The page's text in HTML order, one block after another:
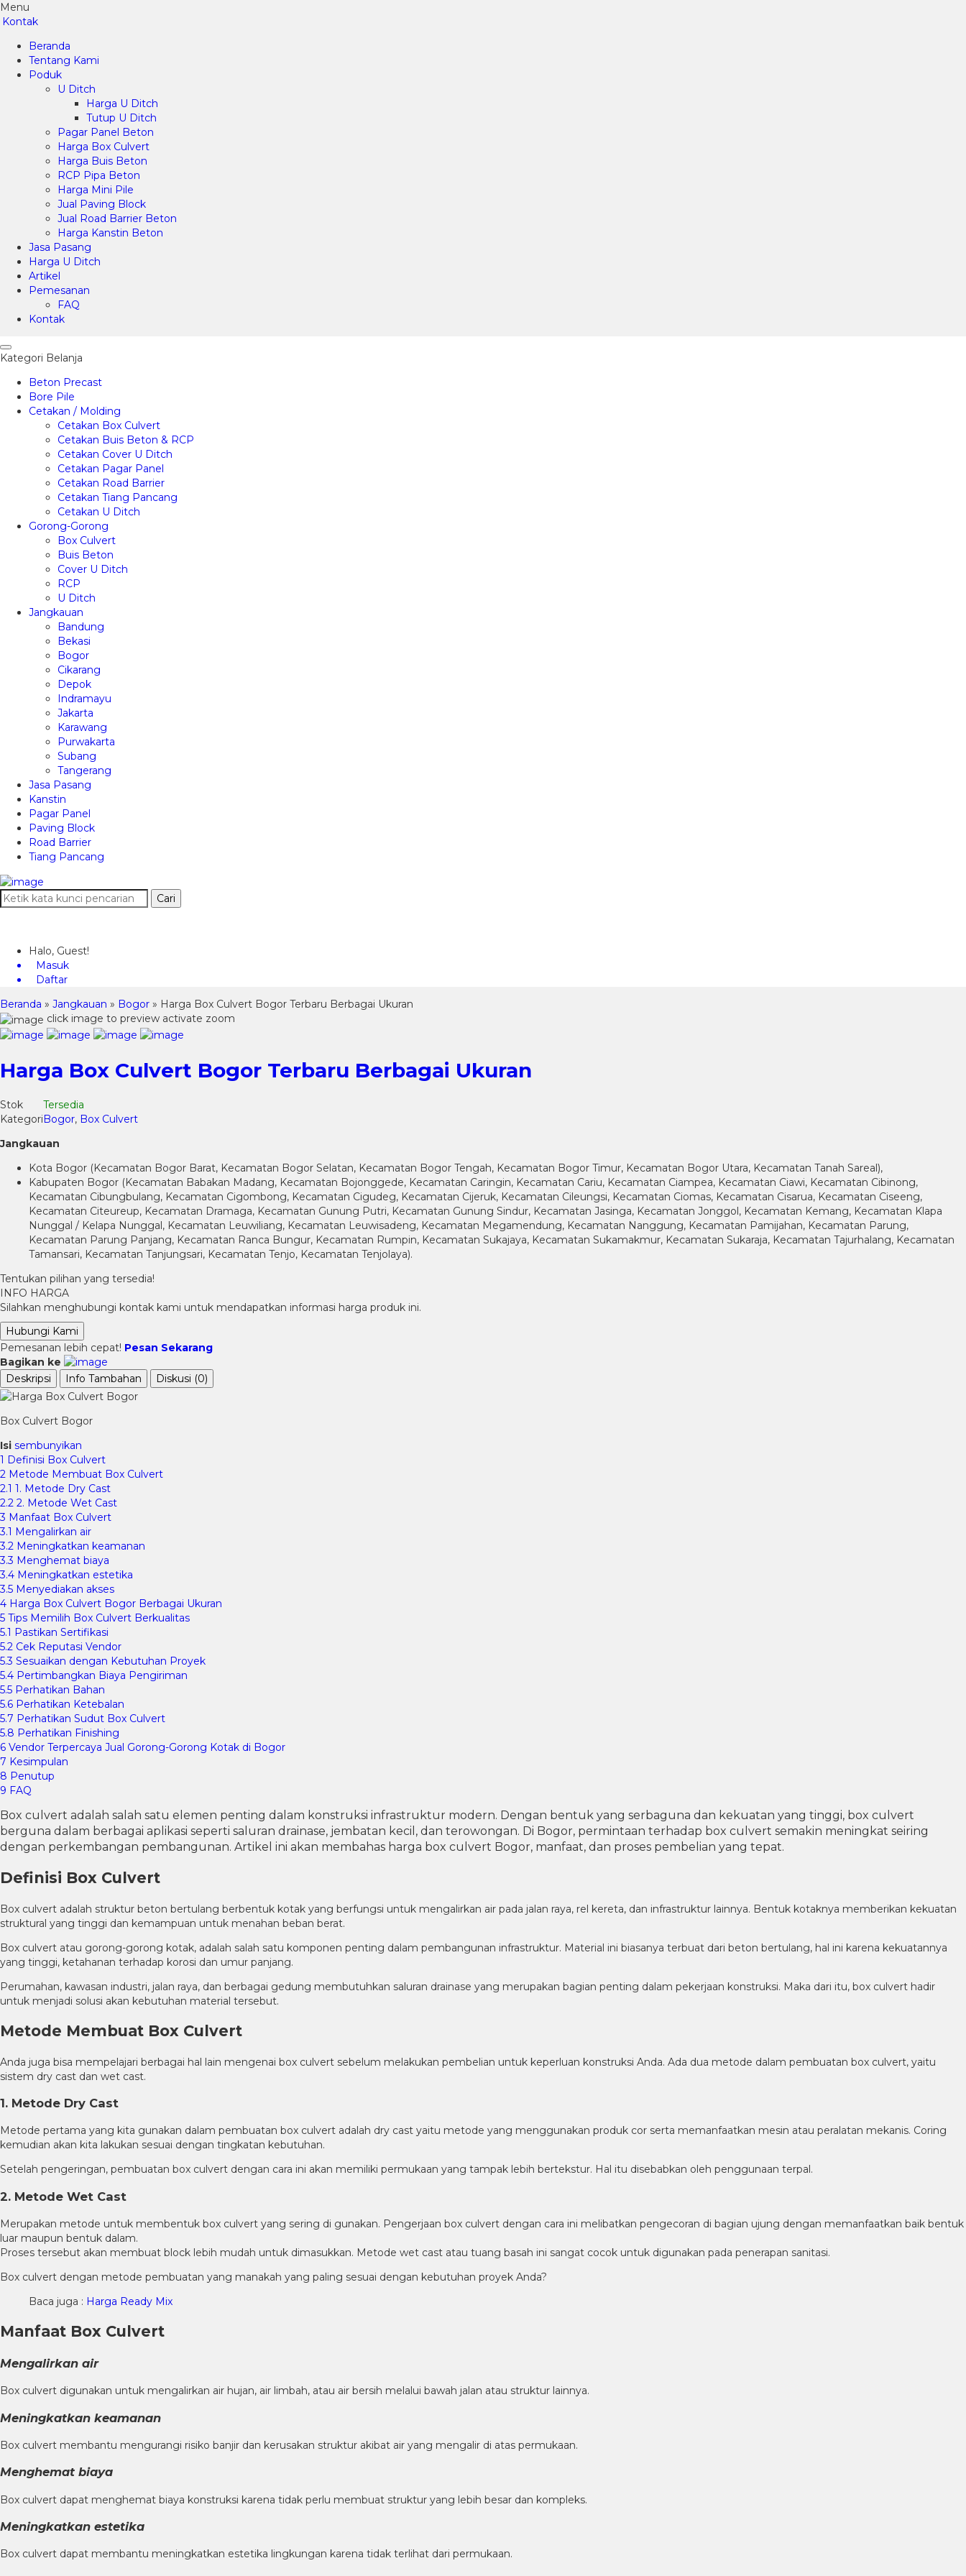
Menu
Kontak
Beranda
Tentang Kami
Poduk
U Ditch
Harga U Ditch
Tutup U Ditch
Pagar Panel Beton
Harga Box Culvert
Harga Buis Beton
RCP Pipa Beton
Harga Mini Pile
Jual Paving Block
Jual Road Barrier Beton
Harga Kanstin Beton
Jasa Pasang
Harga U Ditch
Artikel
Pemesanan
FAQ
Kontak
Kategori Belanja
Beton Precast
Bore Pile
Cetakan / Molding
Cetakan Box Culvert
Cetakan Buis Beton & RCP
Cetakan Cover U Ditch
Cetakan Pagar Panel
Cetakan Road Barrier
Cetakan Tiang Pancang
Cetakan U Ditch
Gorong-Gorong
Box Culvert
Buis Beton
Cover U Ditch
RCP
U Ditch
Jangkauan
Bandung
Bekasi
Bogor
Cikarang
Depok
Indramayu
Jakarta
Karawang
Purwakarta
Subang
Tangerang
Jasa Pasang
Kanstin
Pagar Panel
Paving Block
Road Barrier
Tiang Pancang
Cari
Halo, Guest!
Masuk
Daftar
Beranda » Jangkauan » Bogor » Harga Box Culvert Bogor Terbaru Berbagai Ukuran
click image to preview activate zoom
Harga Box Culvert Bogor Terbaru Berbagai Ukuran
Stok
Tersedia
Kategori Bogor, Box Culvert
Jangkauan
Kota Bogor (Kecamatan Bogor Barat, Kecamatan Bogor Selatan, Kecamatan Bogor Tengah, Kecamatan Bogor Timur, Kecamatan Bogor Utara, Kecamatan Tanah Sareal),
Kabupaten Bogor (Kecamatan Babakan Madang, Kecamatan Bojonggede, Kecamatan Caringin, Kecamatan Cariu, Kecamatan Ciampea, Kecamatan Ciawi, Kecamatan Cibinong,
Kecamatan Cibungbulang, Kecamatan Cigombong, Kecamatan Cigudeg, Kecamatan Cijeruk, Kecamatan Cileungsi, Kecamatan Ciomas, Kecamatan Cisarua, Kecamatan Ciseeng,
Kecamatan Citeureup, Kecamatan Dramaga, Kecamatan Gunung Putri, Kecamatan Gunung Sindur, Kecamatan Jasinga, Kecamatan Jonggol, Kecamatan Kemang, Kecamatan Klapa
Nunggal / Kelapa Nunggal, Kecamatan Leuwiliang, Kecamatan Leuwisadeng, Kecamatan Megamendung, Kecamatan Nanggung, Kecamatan Pamijahan, Kecamatan Parung,
Kecamatan Parung Panjang, Kecamatan Ranca Bungur, Kecamatan Rumpin, Kecamatan Sukajaya, Kecamatan Sukamakmur, Kecamatan Sukaraja, Kecamatan Tajurhalang, Kecamatan
Tamansari, Kecamatan Tanjungsari, Kecamatan Tenjo, Kecamatan Tenjolaya).
Tentukan pilihan yang tersedia!
INFO HARGA
Silahkan menghubungi kontak kami untuk mendapatkan informasi harga produk ini.
Hubungi Kami
Pemesanan lebih cepat! Pesan Sekarang
Bagikan ke
Deskripsi
Info Tambahan Diskusi (0)
Box Culvert Bogor
Isi sembunyikan
1 Definisi Box Culvert
2 Metode Membuat Box Culvert
2.1 1. Metode Dry Cast
2.2 2. Metode Wet Cast
3 Manfaat Box Culvert
3.1 Mengalirkan air
3.2 Meningkatkan keamanan
3.3 Menghemat biaya
3.4 Meningkatkan estetika
3.5 Menyediakan akses
4 Harga Box Culvert Bogor Berbagai Ukuran
5 Tips Memilih Box Culvert Berkualitas
5.1 Pastikan Sertifikasi
5.2 Cek Reputasi Vendor
5.3 Sesuaikan dengan Kebutuhan Proyek
5.4 Pertimbangkan Biaya Pengiriman
5.5 Perhatikan Bahan
5.6 Perhatikan Ketebalan
5.7 Perhatikan Sudut Box Culvert
5.8 Perhatikan Finishing
6 Vendor Terpercaya Jual Gorong-Gorong Kotak di Bogor
7 Kesimpulan
8 Penutup
9 FAQ
Box culvert adalah salah satu elemen penting dalam konstruksi infrastruktur modern. Dengan bentuk yang serbaguna dan kekuatan yang tinggi, box culvert
berguna dalam berbagai aplikasi seperti saluran drainase, jembatan kecil, dan terowongan. Di Bogor, permintaan terhadap box culvert semakin meningkat seiring
dengan perkembangan pembangunan. Artikel ini akan membahas harga box culvert Bogor, manfaat, dan proses pembelian yang tepat.
Definisi Box Culvert
Box culvert adalah struktur beton bertulang berbentuk kotak yang berfungsi untuk mengalirkan air pada jalan raya, rel kereta, dan infrastruktur lainnya. Bentuk kotaknya memberikan kekuatan
struktural yang tinggi dan kemampuan untuk menahan beban berat.
Box culvert atau gorong-gorong kotak, adalah salah satu komponen penting dalam pembangunan infrastruktur. Material ini biasanya terbuat dari beton bertulang, hal ini karena kekuatannya
yang tinggi, ketahanan terhadap korosi dan umur panjang.
Perumahan, kawasan industri, jalan raya, dan berbagai gedung membutuhkan saluran drainase yang merupakan bagian penting dalam pekerjaan konstruksi. Maka dari itu, box culvert hadir
untuk menjadi solusi akan kebutuhan material tersebut.
Metode Membuat Box Culvert
Anda juga bisa mempelajari berbagai hal lain mengenai box culvert sebelum melakukan pembelian untuk keperluan konstruksi Anda. Ada dua metode dalam pembuatan box culvert, yaitu
sistem dry cast dan wet cast.
1. Metode Dry Cast
Metode pertama yang kita gunakan dalam pembuatan box culvert adalah dry cast yaitu metode yang menggunakan produk cor serta memanfaatkan mesin atau peralatan mekanis. Coring
kemudian akan kita lakukan sesuai dengan tingkatan kebutuhan.
Setelah pengeringan, pembuatan box culvert dengan cara ini akan memiliki permukaan yang tampak lebih bertekstur. Hal itu disebabkan oleh penggunaan terpal.
2. Metode Wet Cast
Merupakan metode untuk membentuk box culvert yang sering di gunakan. Pengerjaan box culvert dengan cara ini melibatkan pengecoran di bagian ujung dengan memanfaatkan baik bentuk
luar maupun bentuk dalam.
Proses tersebut akan membuat block lebih mudah untuk dimasukkan. Metode wet cast atau tuang basah ini sangat cocok untuk digunakan pada penerapan sanitasi.
Box culvert dengan metode pembuatan yang manakah yang paling sesuai dengan kebutuhan proyek Anda?
Baca juga : Harga Ready Mix
Manfaat Box Culvert
Mengalirkan air
Box culvert digunakan untuk mengalirkan air hujan, air limbah, atau air bersih melalui bawah jalan atau struktur lainnya.
Meningkatkan keamanan
Box culvert membantu mengurangi risiko banjir dan kerusakan struktur akibat air yang mengalir di atas permukaan.
Menghemat biaya
Box culvert dapat menghemat biaya konstruksi karena tidak perlu membuat struktur yang lebih besar dan kompleks.
Meningkatkan estetika
Box culvert dapat membantu meningkatkan estetika lingkungan karena tidak terlihat dari permukaan.